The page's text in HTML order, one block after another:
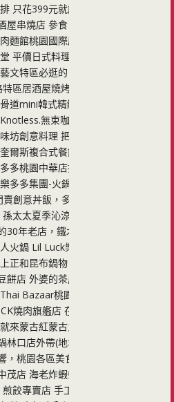
只花399元就能海鮮、披薩、中西式
屋串燒店 參食 桃園火車站走路5分鐘
麵館桃園國際店 店家環境好乾淨 牛
平價日式料理與串燒 午餐或者下班
文特區必逛的日本吃喝玩樂專賣店 日
區居酒屋燒烤 串燒平價美味 假日還
道mini韓式精緻鍋物 不用羨慕韓劇 就
無束咖啡 就在壽司郎附近 環
坊創意料理 把食物原味發揮到極致美
爾斯複合式餐飲x彩虹桌遊 想放鬆一
多桃園中華店打卡就送! 每桌不限人
多多集團-火鍋第一品牌 三人行，必
創意丼飯，多達26種丼飯選擇，料好
太太夏季沁涼冰菓室新開張(桃園店
30年老店，鐵木真麻辣鴛鴦火鍋 老店
火鍋 Lil Luck樂嗑即享鍋 平價鍋與手
正和昆布鍋物 這是第一次，我覺得自
餅店 外婆的茶屋 有時候，就是想要坐
Bazaar桃園藝文店 秋季必吃的南
燒肉旗艦店 在包廂裡盡情燒肉吃到飽
來蒙古紅蒙古火鍋吧 食材新鮮 選擇
林口店外帶(地址在龜山) 份量超澎湃
，桃園各區美食店家/餐廳，是否有推
茂店 海老炸蝦祭 5種創意炸蝦以及新
餃專賣店 手工水餃沒有味精的餃子餡